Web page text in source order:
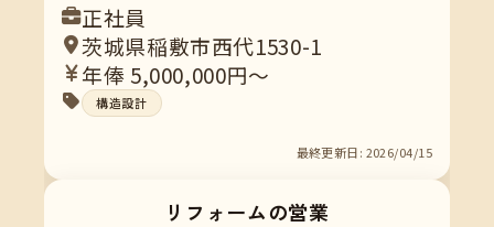
正社員
茨城県稲敷市西代1530-1
年俸 5,000,000円～
構造設計
最終更新日: 2026/04/15
リフォームの営業